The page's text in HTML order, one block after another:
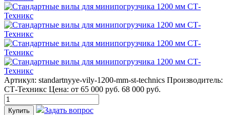
Артикул: standartnyye-vily-1200-mm-st-technics Производитель:
СТ-Техникс Цена: от 65 000 руб. 68 000 руб.
Купить Задать вопрос